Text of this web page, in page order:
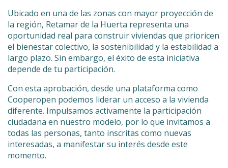
Ubicado en una de las zonas con mayor proyección de
la región, Retamar de la Huerta representa una
oportunidad real para construir viviendas que prioricen
el bienestar colectivo, la sostenibilidad y la estabilidad a
largo plazo. Sin embargo, el éxito de esta iniciativa
depende de tu participación.
Con esta aprobación, desde una plataforma como
Cooperopen podemos liderar un acceso a la vivienda
diferente. Impulsamos activamente la participación
ciudadana en nuestro modelo, por lo que invitamos a
todas las personas, tanto inscritas como nuevas
interesadas, a manifestar su interés desde este
momento.